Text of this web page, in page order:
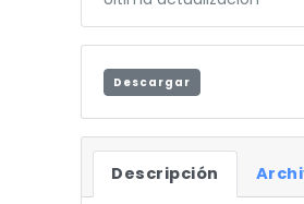
Descargar
Descripción